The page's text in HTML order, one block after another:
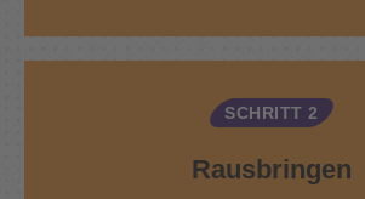
SCHRITT 2
Rausbringen